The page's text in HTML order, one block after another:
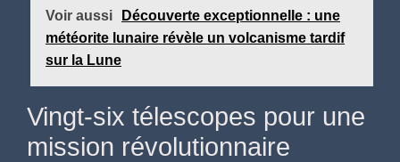
Voir aussi
Découverte exceptionnelle : une
météorite lunaire révèle un volcanisme tardif
sur la Lune
Vingt-six télescopes pour une
mission révolutionnaire